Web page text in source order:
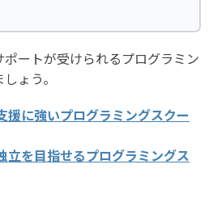
ートが受けられるプログラミン
ょう。
援に強いプログラミングスクー
立を目指せるプログラミングス